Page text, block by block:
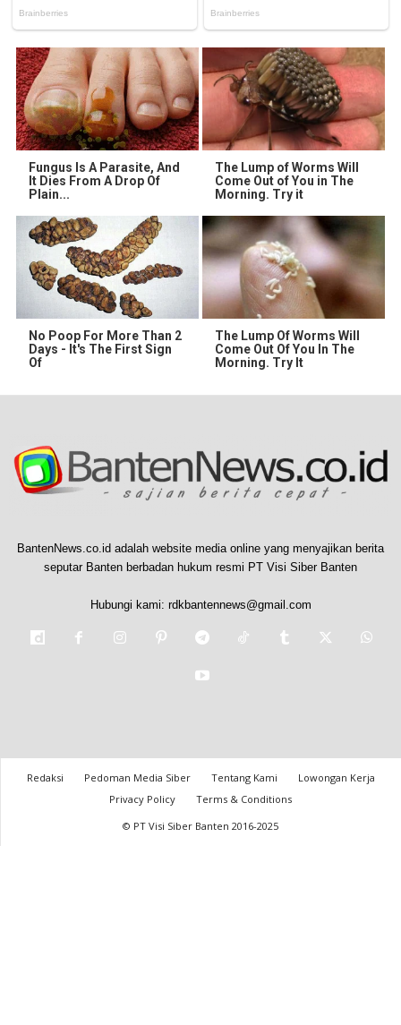
Fungus Is A Parasite, And
It Dies From A Drop Of
Plain...
The Lump of Worms Will
Come Out of You in The
Morning. Try it
No Poop For More Than 2
Days - It's The First Sign
Of
The Lump Of Worms Will
Come Out Of You In The
Morning. Try It
BantenNews.co.id adalah website media online yang menyajikan berita
seputar Banten berbadan hukum resmi PT Visi Siber Banten
Hubungi kami: rdkbantennews@gmail.com
Redaksi Pedoman Media Siber Tentang Kami
Lowongan Kerja
Privacy Policy
Terms & Conditions
© PT Visi Siber Banten 2016-2025